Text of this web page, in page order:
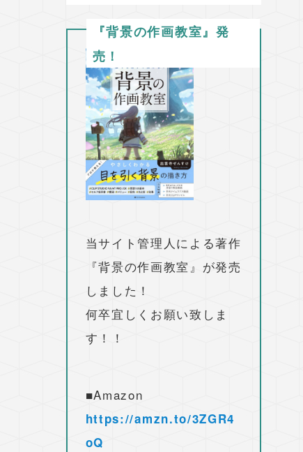
『背景の作画教室』発
売！
当サイト管理人による著作
『背景の作画教室』が発売
しました！
何卒宜しくお願い致しま
す！！
■Amazon
https://amzn.to/3ZGR4
oQ